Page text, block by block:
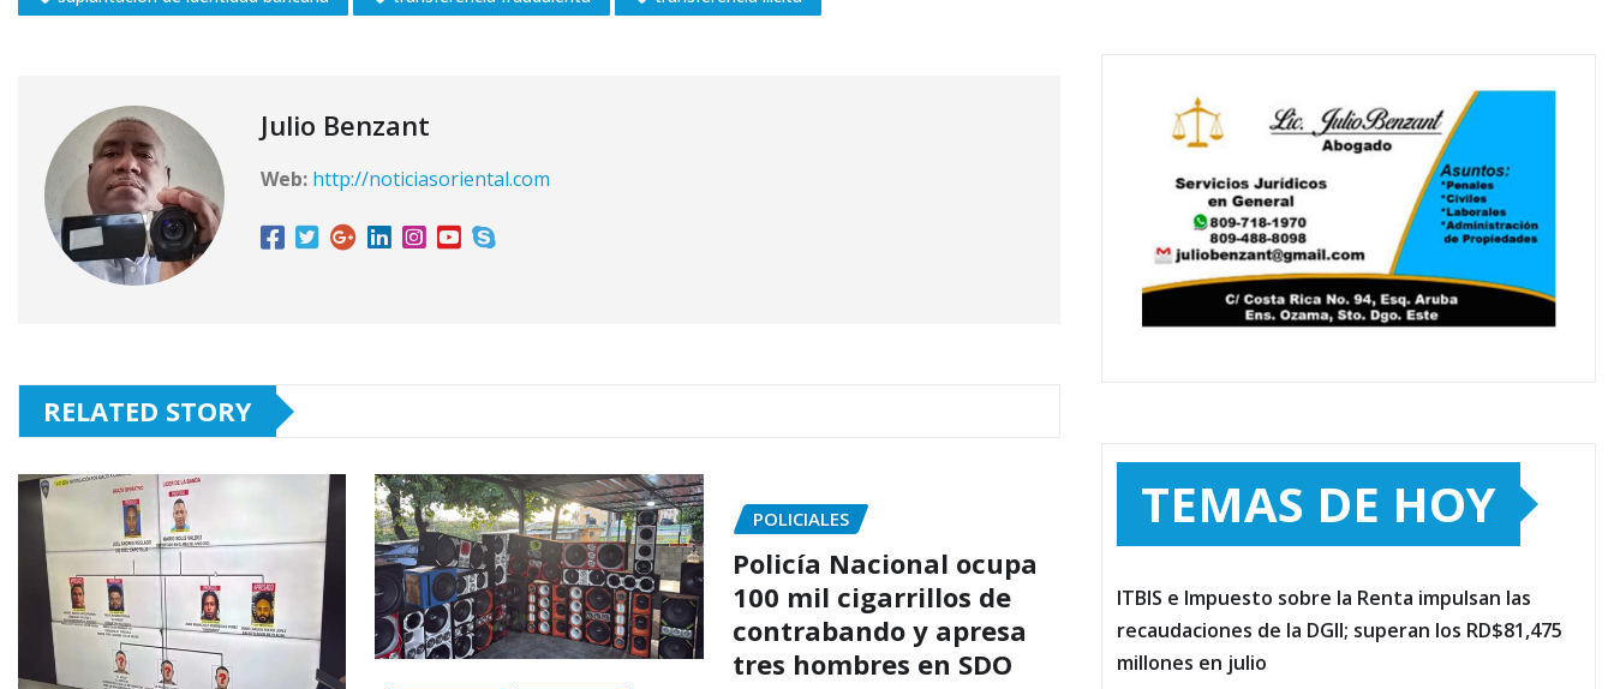
Julio Benzant
Web: http://noticiasoriental.com
RELATED STORY
POLICIALES
Policía Nacional ocupa
100 mil cigarrillos de
contrabando y apresa
tres hombres en SDO
TEMAS DE HOY
ITBIS e Impuesto sobre la Renta impulsan las
recaudaciones de la DGII; superan los RD$81,475
millones en julio